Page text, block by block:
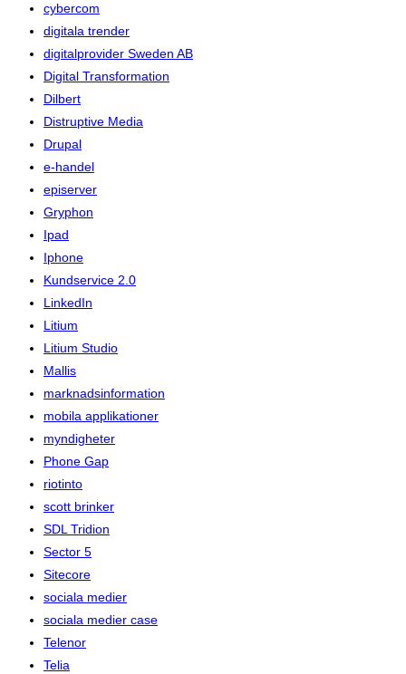
cybercom
digitala trender
digitalprovider Sweden AB
Digital Transformation
Dilbert
Distruptive Media
Drupal
e-handel
episerver
Gryphon
Ipad
Iphone
Kundservice 2.0
LinkedIn
Litium
Litium Studio
Mallis
marknadsinformation
mobila applikationer
myndigheter
Phone Gap
riotinto
scott brinker
SDL Tridion
Sector 5
Sitecore
sociala medier
sociala medier case
Telenor
Telia